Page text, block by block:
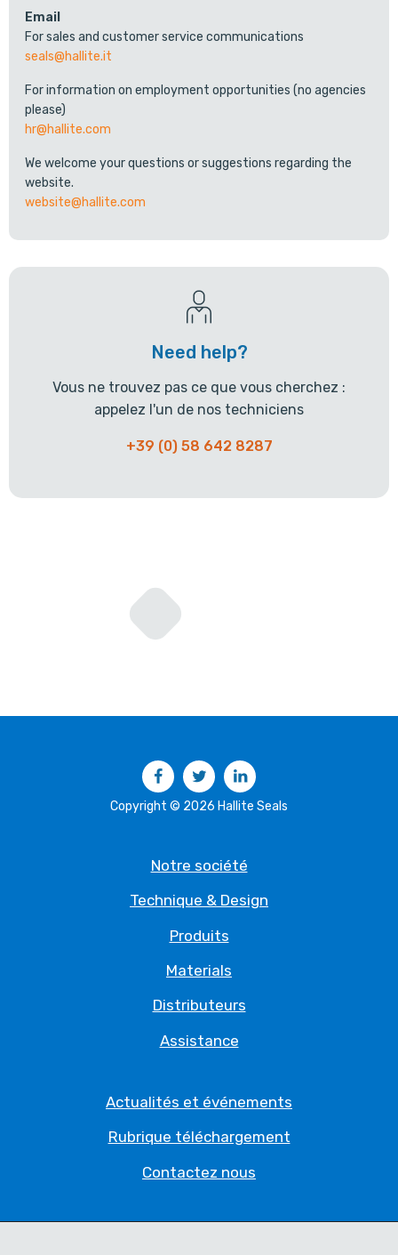
Email
For sales and customer service communications
seals@hallite.it
For information on employment opportunities (no agencies
please)
hr@hallite.com
We welcome your questions or suggestions regarding the
website.
website@hallite.com
Need help?
Vous ne trouvez pas ce que vous cherchez :
appelez l'un de nos techniciens
+39 (0) 58 642 8287
FacebookTwitter
Copyright © 2026 Hallite Seals
Notre société
Technique & Design
Produits
Materials
Distributeurs
Assistance
Actualités et événements
Rubrique téléchargement
Contactez nous